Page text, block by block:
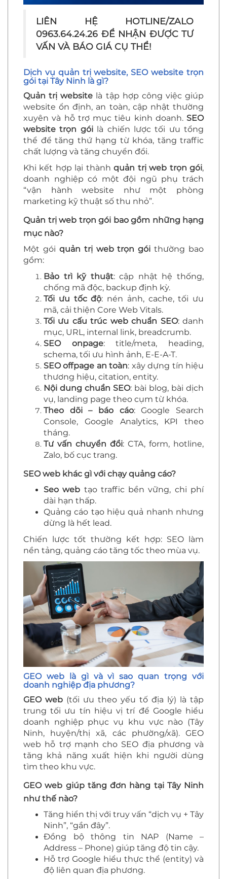
LIÊN HỆ HOTLINE/ZALO
0963.64.24.26 ĐỂ NHẬN ĐƯỢC TƯ
VẤN VÀ BÁO GIÁ CỤ THỂ!
Dịch vụ quản trị website, SEO website trọn
gói tại Tây Ninh là gì?
Quản trị website là tập hợp công việc giúp
website ổn định, an toàn, cập nhật thường
xuyên và hỗ trợ mục tiêu kinh doanh. SEO
website trọn góilà chiến lược tối ưu tổng
thể để tăng thứ hạng từ khóa, tăng traffic
chất lượng và tăng chuyển đổi.
Khi kết hợp lại thànhquản trị web trọn gói,
doanh nghiệp có một đội ngũ phụ trách
“vận hành website như một phòng
marketing kỹ thuật số thu nhỏ”.
Quản trị web trọn gói bao gồm những hạng
mục nào?
Một gói quản trị web trọn gói thường bao
gồm:
Bảo trì kỹ thuật: cập nhật hệ thống,
chống mã độc, backup định kỳ.
Tối ưu tốc độ: nén ảnh, cache, tối ưu
mã, cải thiện Core Web Vitals.
Tối ưu cấu trúc web chuẩn SEO: danh
mục, URL, internal link, breadcrumb.
SEO onpage: title/meta, heading,
schema, tối ưu hình ảnh, E-E-A-T.
SEO offpage an toàn: xây dựng tín hiệu
thương hiệu, citation, entity.
Nội dung chuẩn SEO: bài blog, bài dịch
vụ, landing page theo cụm từ khóa.
Theo dõi – báo cáo: Google Search
Console, Google Analytics, KPI theo
tháng.
Tư vấn chuyển đổi: CTA, form, hotline,
Zalo, bố cục trang.
SEO web khác gì với chạy quảng cáo?
Seo web tạo traffic bền vững, chi phí
dài hạn thấp.
Quảng cáo tạo hiệu quả nhanh nhưng
dừng là hết lead.
Chiến lược tốt thường kết hợp: SEO làm
nền tảng, quảng cáo tăng tốc theo mùa vụ.
GEO web là gì và vì sao quan trọng với
doanh nghiệp địa phương?
GEO web (tối ưu theo yếu tố địa lý) là tập
trung tối ưu tín hiệu vị trí để Google hiểu
doanh nghiệp phục vụ khu vực nào (Tây
Ninh, huyện/thị xã, các phường/xã). GEO
web hỗ trợ mạnh cho SEO địa phương và
tăng khả năng xuất hiện khi người dùng
tìm theo khu vực.
GEO web giúp tăng đơn hàng tại Tây Ninh
như thế nào?
Tăng hiển thị với truy vấn “dịch vụ + Tây
Ninh”, “gần đây”.
Đồng bộ thông tin NAP (Name –
Address – Phone) giúp tăng độ tin cậy.
Hỗ trợ Google hiểu thực thể (entity) và
độ liên quan địa phương.